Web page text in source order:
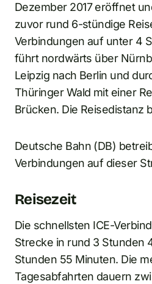
Dezember 2017 eröffnet
zuvor rund 6-stündige
Verbindungen auf unter 4
führt nordwärts über
Leipzig nach Berlin und
Thüringer Wald mit einer
Brücken. Die Reisedistanz
Deutsche Bahn (DB)
Verbindungen auf dieser
Reisezeit
Die schnellsten ICE-
Strecke in rund 3 Stunden
Stunden 55 Minuten. Die
Tagesabfahrten dauern